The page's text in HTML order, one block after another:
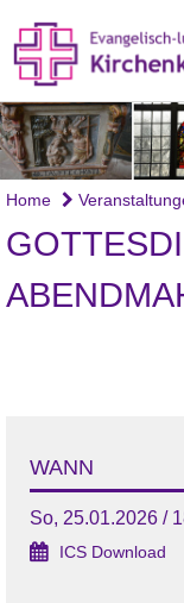
Home
WANN
So, 25.01.2026 /
ICS Download